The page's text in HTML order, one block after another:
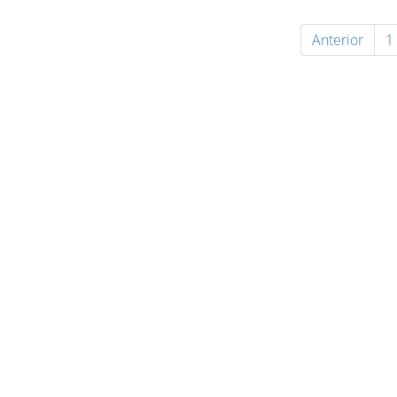
Anterior 1